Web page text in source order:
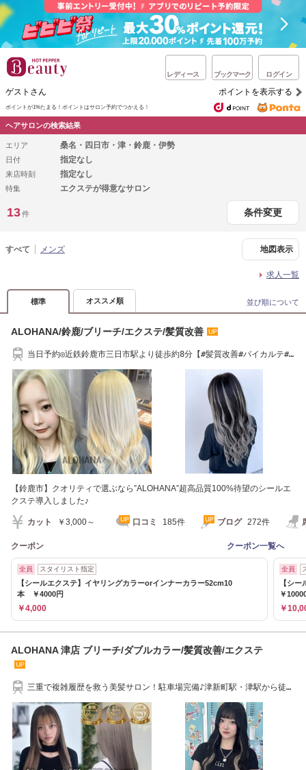
レディース ブックマーク ログイン
ゲストさん ポイントを表示する
ポイントが1%たまる！ ポイントはサロン予約でつかえる！
ヘアサロンの検索結果
エリア 桑名・四日市・津・鈴鹿・伊勢
日付 指定なし
来店時刻 指定なし
特集 エクステが得意なサロン
13件 条件変更
すべて メンズ 地図表示
求人一覧
標準 オススメ順 並び順について
ALOHANA/鈴鹿/ブリーチ/エクステ/髪質改善
当日予約◎近鉄鈴鹿市三日市駅より徒歩約8分【#髪質改善#バイカルテ#
【鈴鹿市】クオリティで選ぶなら”ALOHANA”超高品質100%待望のシールエ
クステ導入しました♪
カット ￥3,000～ 口コミ 185件 ブログ 272件
クーポン クーポン一覧へ
全員 スタイリスト指定
【シールエクステ】イヤリングカラーorインナーカラー52cm10
本 ￥4000円
￥4,000
全員
【シ
￥
￥
ALOHANA 津店 ブリーチ/ダブルカラー/髪質改善/エクステ
三重で複雑履歴を救う美髪サロン！駐車場完備♪津新町駅・津駅から徒歩